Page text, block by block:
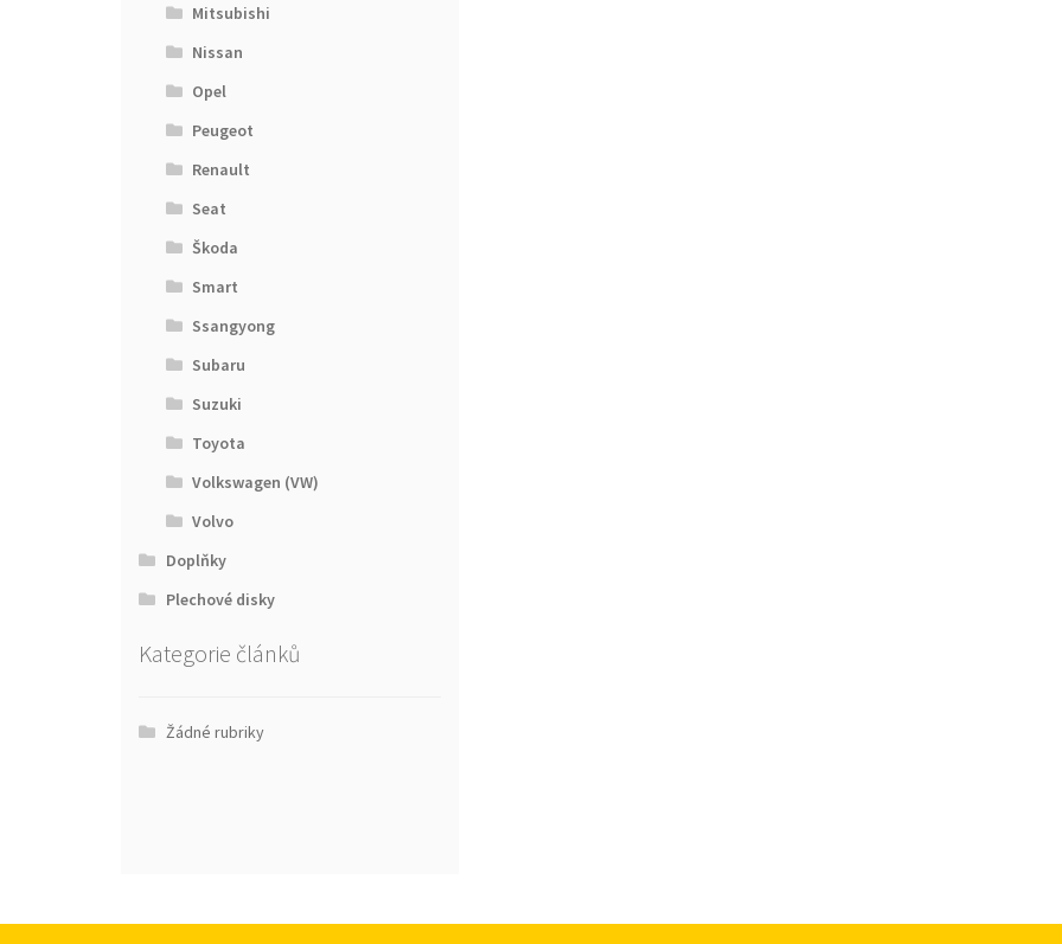
Mitsubishi
Nissan
Opel
Peugeot
Renault
Seat
Škoda
Smart
Ssangyong
Subaru
Suzuki
Toyota
Volkswagen (VW)
Volvo
Doplňky
Plechové disky
Kategorie článků
Žádné rubriky